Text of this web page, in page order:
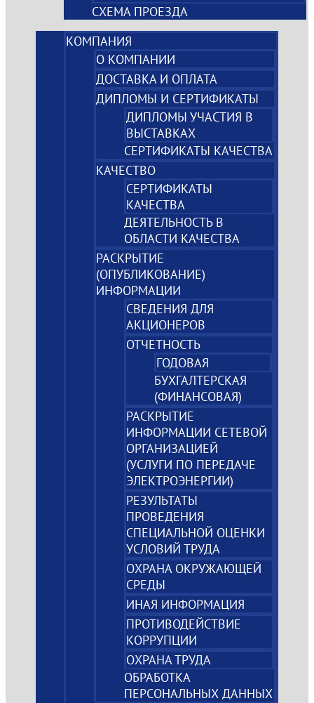
СХЕМА ПРОЕЗДА
КОМПАНИЯ
О КОМПАНИИ
ДОСТАВКА И ОПЛАТА
ДИПЛОМЫ И СЕРТИФИКАТЫ
ДИПЛОМЫ УЧАСТИЯ В
ВЫСТАВКАХ
СЕРТИФИКАТЫ КАЧЕСТВА
КАЧЕСТВО
СЕРТИФИКАТЫ
КАЧЕСТВА
ДЕЯТЕЛЬНОСТЬ В
ОБЛАСТИ КАЧЕСТВА
РАСКРЫТИЕ
(ОПУБЛИКОВАНИЕ)
ИНФОРМАЦИИ
СВЕДЕНИЯ ДЛЯ
АКЦИОНЕРОВ
ОТЧЕТНОСТЬ
ГОДОВАЯ
БУХГАЛТЕРСКАЯ
(ФИНАНСОВАЯ)
РАСКРЫТИЕ
ИНФОРМАЦИИ СЕТЕВОЙ
ОРГАНИЗАЦИЕЙ
(УСЛУГИ ПО ПЕРЕДАЧЕ
ЭЛЕКТРОЭНЕРГИИ)
РЕЗУЛЬТАТЫ
ПРОВЕДЕНИЯ
СПЕЦИАЛЬНОЙ ОЦЕНКИ
УСЛОВИЙ ТРУДА
ОХРАНА ОКРУЖАЮЩЕЙ
СРЕДЫ
ИНАЯ ИНФОРМАЦИЯ
ПРОТИВОДЕЙСТВИЕ
КОРРУПЦИИ
ОХРАНА ТРУДА
ОБРАБОТКА
ПЕРСОНАЛЬНЫХ ДАННЫХ